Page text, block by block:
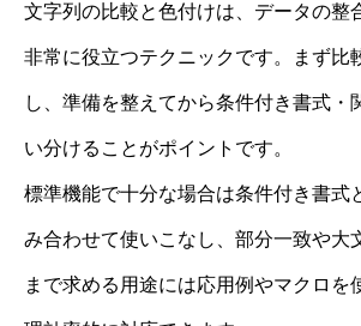
文字列の比較と色付けは、データの整
非常に役立つテクニックです。まず比
し、準備を整えてから条件付き書式・
い分けることがポイントです。
標準機能で十分な場合は条件付き書式
み合わせて使いこなし、部分一致や大
まで求める用途には応用例やマクロを